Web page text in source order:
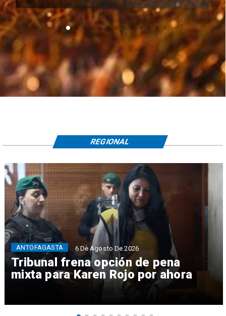
Tribunal frena opción de pena
mixta para Karen Rojo por ahora
ANTOFAGASTA 6 De Agosto De 2026
REGIONAL